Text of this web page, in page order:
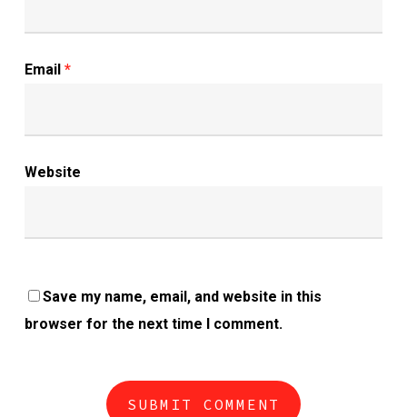
Email *
Website
Save my name, email, and website in this
browser for the next time I comment.